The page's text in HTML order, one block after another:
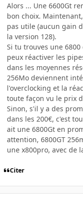
Alors ... Une 6600Gt
bon choix.
pas utile (aucun gain
la version 128).
Si tu trouves une
peux réactiver les
dans les moyennes
256Mo deviennent
l'overclocking et la
toute façon vu le prix
Sinon, s'il y a des
dans les 200€, c'est
ait une 6800Gt en
attention, 6800GT
une x800pro, avec de
Citer